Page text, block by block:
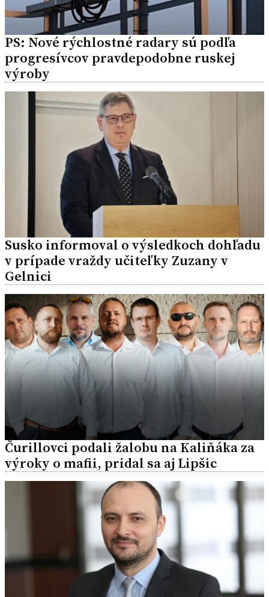
PS: Nové rýchlostné radary sú podľa
progresívcov pravdepodobne ruskej
výroby
Susko informoval o výsledkoch dohľadu
v prípade vraždy učiteľky Zuzany v
Gelnici
Čurillovci podali žalobu na Kaliňáka za
výroky o mafii, pridal sa aj Lipšic